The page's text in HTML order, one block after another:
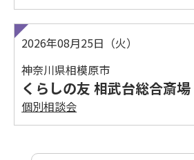
2026年08月25日（火）
神奈川県相模原市
くらしの友 相武台総合斎場
個別相談会